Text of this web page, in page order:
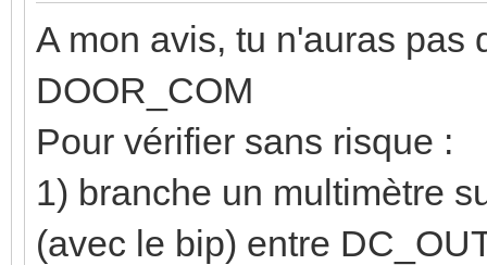
A mon avis, tu n'auras pas
DOOR_COM
Pour vérifier sans risque :
1) branche un multimètre
(avec le bip) entre